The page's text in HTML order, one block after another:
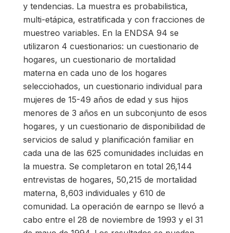
y tendencias. La muestra es probabilistica,
multi-etápica, estratificada y con fracciones de
muestreo variables. En la ENDSA 94 se
utilizaron 4 cuestionarios: un cuestionario de
hogares, un cuestionario de mortalidad
materna en cada uno de los hogares
selecciohados, un cuestionario individual para
mujeres de 15-49 años de edad y sus hijos
menores de 3 años en un subconjunto de esos
hogares, y un cuestionario de disponibilidad de
servicios de salud y planificación familiar en
cada una de las 625 comunidades incluidas en
la muestra. Se completaron en total 26,144
entrevistas de hogares, 50,215 de mortalidad
materna, 8,603 individuales y 610 de
comunidad. La operación de earnpo se llevó a
cabo entre el 28 de noviembre de 1993 y el 31